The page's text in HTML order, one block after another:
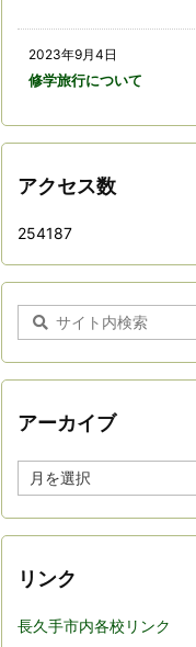
2023年9月4日
修学旅行について
アクセス数
254187
アーカイブ
ー
イ
リンク
長久手市内各校リンク